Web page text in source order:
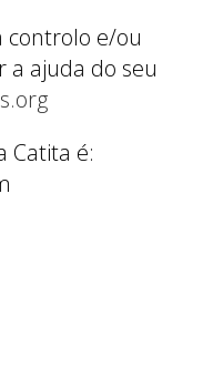
controlo e/ou
a ajuda do seu
Catita é: